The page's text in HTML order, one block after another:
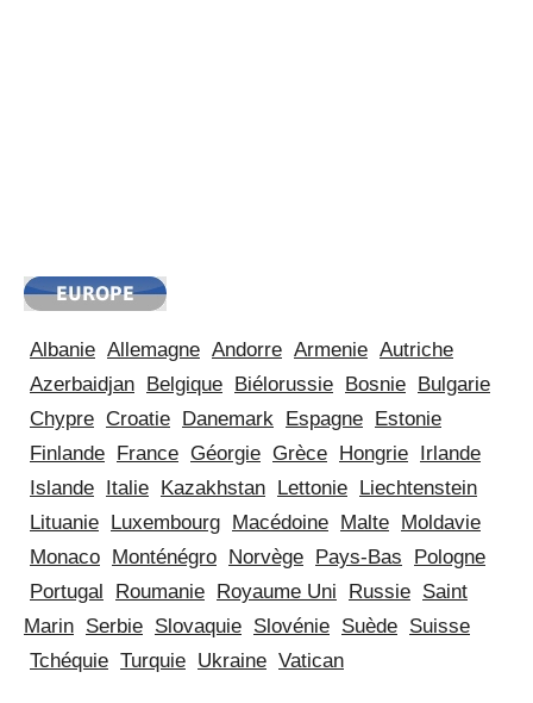
Albanie Allemagne Andorre Armenie Autriche
Azerbaidjan
Belgique Biélorussie Bosnie
Bulgarie
Chypre Croatie Danemark Espagne
Estonie
Finlande
France Géorgie Grèce Hongrie
Irlande
Islande
Italie Kazakhstan Lettonie
Liechtenstein
Lituanie
Luxembourg Macédoine Malte
Moldavie
Monaco
Monténégro Norvège Pays-Bas
Pologne
Portugal
Roumanie Royaume Uni Russie Saint
Marin Serbie Slovaquie Slovénie Suède Suisse
Tchéquie Turquie Ukraine Vatican